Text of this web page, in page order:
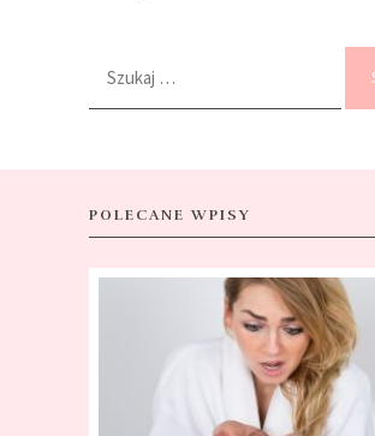
POLECANE WPISY